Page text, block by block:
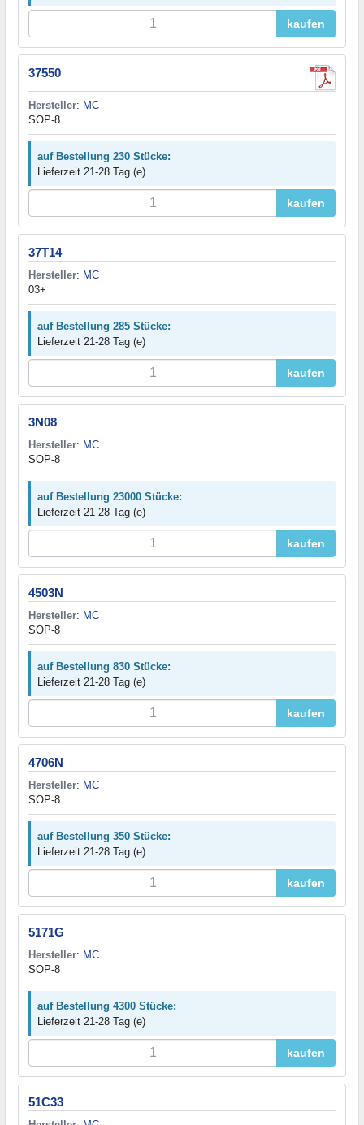
kaufen
37550
Hersteller: MC
SOP-8
auf Bestellung 230 Stücke:
Lieferzeit 21-28 Tag (e)
kaufen
37T14
Hersteller: MC
03+
auf Bestellung 285 Stücke:
Lieferzeit 21-28 Tag (e)
kaufen
3N08
Hersteller: MC
SOP-8
auf Bestellung 23000 Stücke:
Lieferzeit 21-28 Tag (e)
kaufen
4503N
Hersteller: MC
SOP-8
auf Bestellung 830 Stücke:
Lieferzeit 21-28 Tag (e)
kaufen
4706N
Hersteller: MC
SOP-8
auf Bestellung 350 Stücke:
Lieferzeit 21-28 Tag (e)
kaufen
5171G
Hersteller: MC
SOP-8
auf Bestellung 4300 Stücke:
Lieferzeit 21-28 Tag (e)
kaufen
51C33